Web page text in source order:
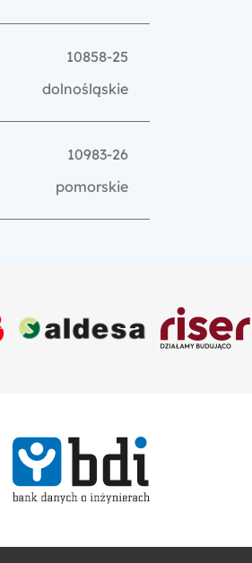
10858-25
dolnośląskie
10983-26
pomorskie